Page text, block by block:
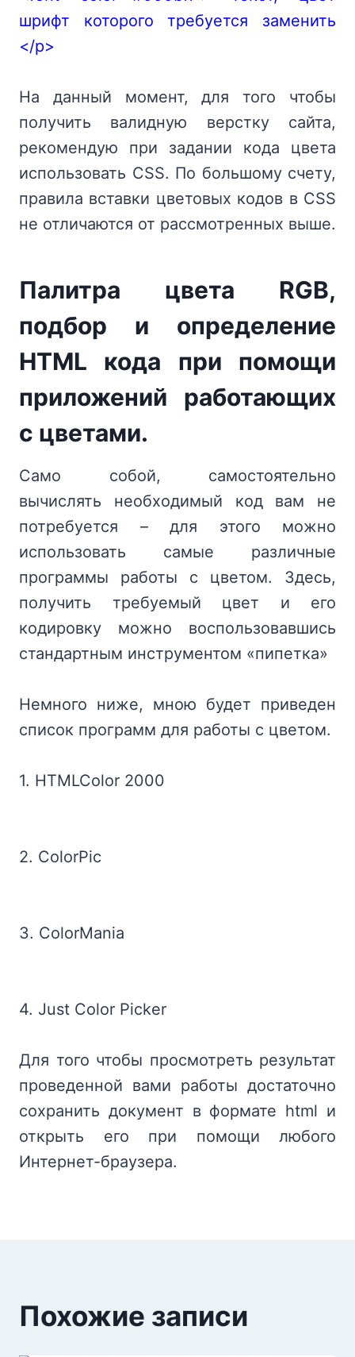
шрифт которого требуется заменить
</p>
На данный момент, для того чтобы
получить валидную верстку сайта,
рекомендую при задании кода цвета
использовать CSS. По большому счету,
правила вставки цветовых кодов в CSS
не отличаются от рассмотренных выше.
Палитра цвета RGB,
подбор и определение
HTML кода при помощи
приложений работающих
с цветами.
Само собой, самостоятельно
вычислять необходимый код вам не
потребуется – для этого можно
использовать самые различные
программы работы с цветом. Здесь,
получить требуемый цвет и его
кодировку можно воспользовавшись
стандартным инструментом «пипетка»
Немного ниже, мною будет приведен
список программ для работы с цветом.
1. HTMLColor 2000
2. ColorPic
3. ColorMania
4. Just Color Picker
Для того чтобы просмотреть результат
проведенной вами работы достаточно
сохранить документ в формате html и
открыть его при помощи любого
Интернет-браузера.
Похожие записи